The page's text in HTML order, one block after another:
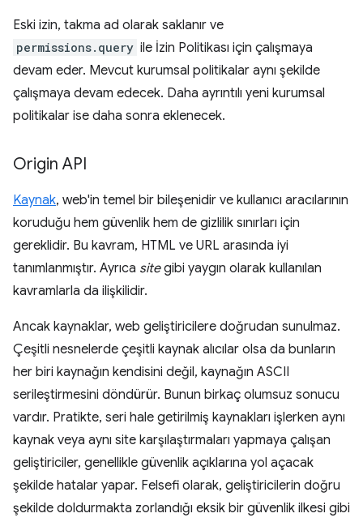
Eski izin, takma ad olarak saklanır ve
permissions.query ile İzin Politikası için çalışmaya
devam eder. Mevcut kurumsal politikalar aynı şekilde
çalışmaya devam edecek. Daha ayrıntılı yeni kurumsal
politikalar ise daha sonra eklenecek.
Origin API
Kaynak, web'in temel bir bileşenidir ve kullanıcı aracılarının
koruduğu hem güvenlik hem de gizlilik sınırları için
gereklidir. Bu kavram, HTML ve URL arasında iyi
tanımlanmıştır. Ayrıca sitegibi yaygın olarak kullanılan
kavramlarla da ilişkilidir.
Ancak kaynaklar, web geliştiricilere doğrudan sunulmaz.
Çeşitli nesnelerde çeşitli kaynak alıcılar olsa da bunların
her biri kaynağın kendisini değil, kaynağın ASCII
serileştirmesini döndürür. Bunun birkaç olumsuz sonucu
vardır. Pratikte, seri hale getirilmiş kaynakları işlerken aynı
kaynak veya aynı site karşılaştırmaları yapmaya çalışan
geliştiriciler, genellikle güvenlik açıklarına yol açacak
şekilde hatalar yapar. Felsefi olarak, geliştiricilerin doğru
şekilde doldurmakta zorlandığı eksik bir güvenlik ilkesi gibi